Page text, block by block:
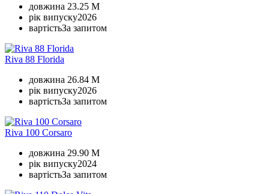
довжина 23.25 M
рік випуску2026
вартістьЗа запитом
Riva 88 Florida
довжина 26.84 M
рік випуску2026
вартістьЗа запитом
Riva 100 Corsaro
довжина 29.90 M
рік випуску2024
вартістьЗа запитом